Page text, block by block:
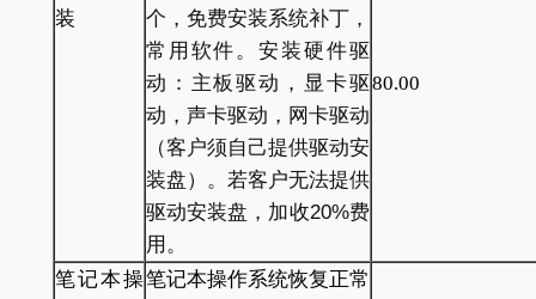
装
个，免费安装系统补丁，
常用软件。安装硬件驱
动：主板驱动，显卡驱
动，声卡驱动，网卡驱动
（客户须自己提供驱动安
装盘）。若客户无法提供
驱动安装盘，加收20%费
用。
80.00
笔记本操笔记本操作系统恢复正常